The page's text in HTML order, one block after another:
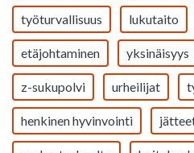
työturvallisuus lukutaito
etäjohtaminen yksinäisyys
z-sukupolvi urheilijat
henkinen hyvinvointi